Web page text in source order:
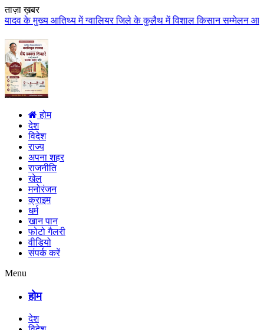
ताज़ा ख़बर
जिले के कुलैथ में विशाल किसान सम्मेलन आयोजित लगभग 87.21
होम
देश
विदेश
राज्य
अपना शहर
राजनीति
खेल
मनोरंजन
क्राइम
धर्म
खान पान
फोटो गैलरी
वीडियो
संपर्क करें
Menu
होम
देश